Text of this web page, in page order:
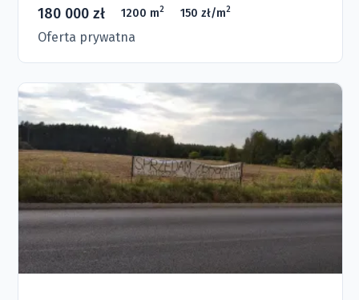
180 000 zł 1200 m2 150 zł/m2
Oferta prywatna